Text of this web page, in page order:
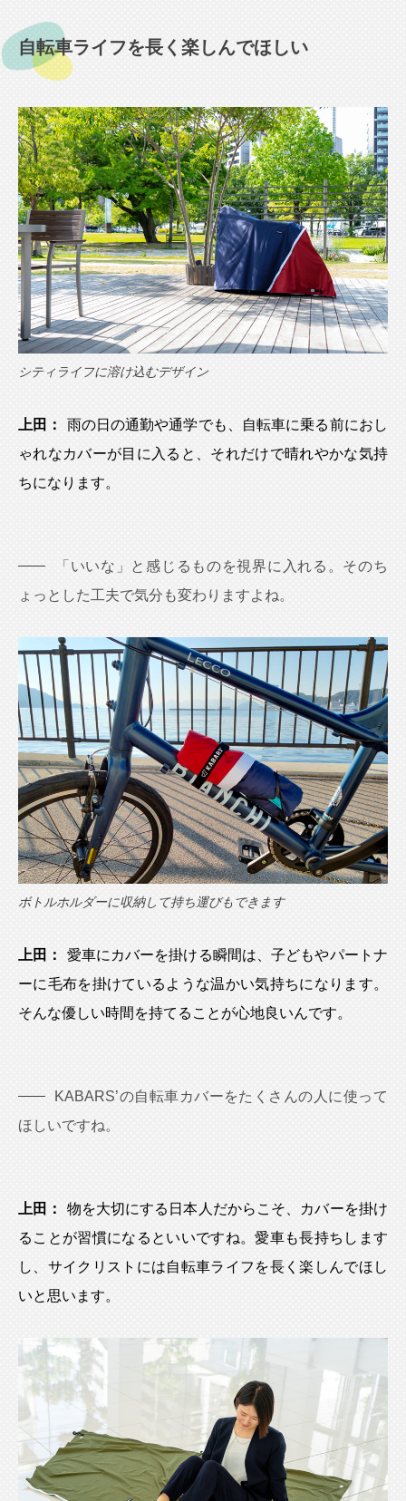
自転車ライフを長く楽しんでほしい
シティライフに溶け込むデザイン
上田：
雨の日の通勤や通学でも、自転車に乗る前におし
ゃれなカバーが目に入ると、それだけで晴れやかな気持
ちになります。
「いいな」と感じるものを視界に入れる。そのち
ょっとした工夫で気分も変わりますよね。
ボトルホルダーに収納して持ち運びもできます
上田：
愛車にカバーを掛ける瞬間は、子どもやパートナ
ーに毛布を掛けているような温かい気持ちになります。
そんな優しい時間を持てることが心地良いんです。
KABARS’の自転車カバーをたくさんの人に使って
ほしいですね。
上田：
物を大切にする日本人だからこそ、カバーを掛け
ることが習慣になるといいですね。愛車も長持ちします
し、サイクリストには自転車ライフを長く楽しんでほし
いと思います。